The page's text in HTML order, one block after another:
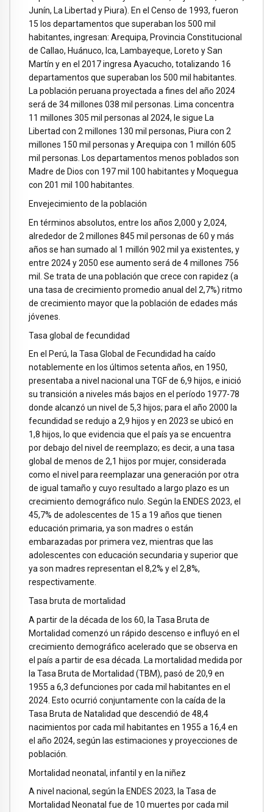
Junín, La Libertad y Piura). En el Censo de 1993, fueron
15 los departamentos que superaban los 500 mil
habitantes, ingresan: Arequipa, Provincia Constitucional
de Callao, Huánuco, Ica, Lambayeque, Loreto y San
Martín y en el 2017 ingresa Ayacucho, totalizando 16
departamentos que superaban los 500 mil habitantes.
La población peruana proyectada a fines del año 2024
será de 34 millones 038 mil personas. Lima concentra
11 millones 305 mil personas al 2024, le sigue La
Libertad con 2 millones 130 mil personas, Piura con 2
millones 150 mil personas y Arequipa con 1 millón 605
mil personas. Los departamentos menos poblados son
Madre de Dios con 197 mil 100 habitantes y Moquegua
con 201 mil 100 habitantes.
Envejecimiento de la población
En términos absolutos, entre los años 2,000 y 2,024,
alrededor de 2 millones 845 mil personas de 60 y más
años se han sumado al 1 millón 902 mil ya existentes, y
entre 2024 y 2050 ese aumento será de 4 millones 756
mil. Se trata de una población que crece con rapidez (a
una tasa de crecimiento promedio anual del 2,7%) ritmo
de crecimiento mayor que la población de edades más
jóvenes.
Tasa global de fecundidad
En el Perú, la Tasa Global de Fecundidad ha caído
notablemente en los últimos setenta años, en 1950,
presentaba a nivel nacional una TGF de 6,9 hijos, e inició
su transición a niveles más bajos en el período 1977-78
donde alcanzó un nivel de 5,3 hijos; para el año 2000 la
fecundidad se redujo a 2,9 hijos y en 2023 se ubicó en
1,8 hijos, lo que evidencia que el país ya se encuentra
por debajo del nivel de reemplazo; es decir, a una tasa
global de menos de 2,1 hijos por mujer, considerada
como el nivel para reemplazar una generación por otra
de igual tamaño y cuyo resultado a largo plazo es un
crecimiento demográfico nulo. Según la ENDES 2023, el
45,7% de adolescentes de 15 a 19 años que tienen
educación primaria, ya son madres o están
embarazadas por primera vez, mientras que las
adolescentes con educación secundaria y superior que
ya son madres representan el 8,2% y el 2,8%,
respectivamente.
Tasa bruta de mortalidad
A partir de la década de los 60, la Tasa Bruta de
Mortalidad comenzó un rápido descenso e influyó en el
crecimiento demográfico acelerado que se observa en
el país a partir de esa década. La mortalidad medida por
la Tasa Bruta de Mortalidad (TBM), pasó de 20,9 en
1955 a 6,3 defunciones por cada mil habitantes en el
2024. Esto ocurrió conjuntamente con la caída de la
Tasa Bruta de Natalidad que descendió de 48,4
nacimientos por cada mil habitantes en 1955 a 16,4 en
el año 2024, según las estimaciones y proyecciones de
población.
Mortalidad neonatal, infantil y en la niñez
A nivel nacional, según la ENDES 2023, la Tasa de
Mortalidad Neonatal fue de 10 muertes por cada mil